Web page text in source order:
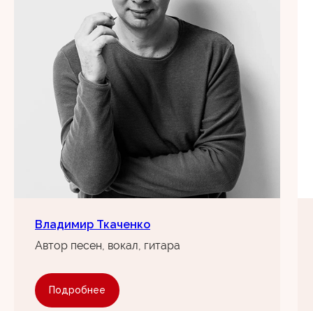
Владимир Ткаченко
Автор песен, вокал, гитара
Подробнее